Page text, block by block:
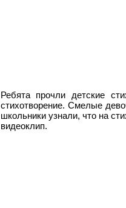
Ребята прочли детские
стихотворение. Смелые
школьники узнали, что на
видеоклип.